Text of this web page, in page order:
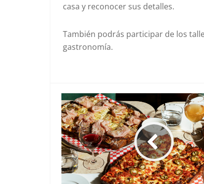
casa y reconocer sus detalles.
También podrás participar de los
gastronomía.